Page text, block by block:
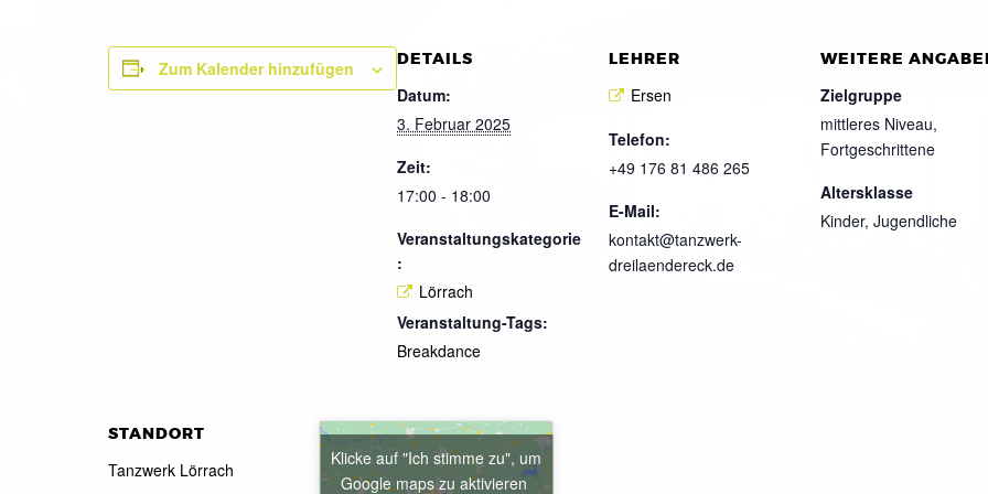
Zum Kalender hinzufügen DETAILS
Datum:
3. Februar 2025
Zeit:
17:00 - 18:00
Veranstaltungskategorie
:
Lörrach
Veranstaltung-Tags:
Breakdance
LEHRER
Ersen
Telefon:
+49 176 81 486 265
E-Mail:
kontakt@tanzwerk-
dreilaendereck.de
WEITERE
Zielgruppe
mittleres Niveau,
Fortgeschrittene
Altersklasse
Kinder, Jugendliche
STANDORT
Tanzwerk Lörrach
Klicke auf "Ich stimme zu", um
Google maps zu aktivieren